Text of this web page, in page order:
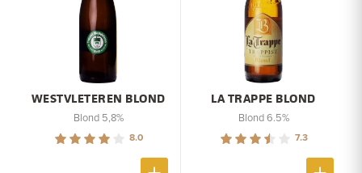
WESTVLETEREN BLOND
Blond 5,8%
8.0
LA TRAPPE BLOND
Blond 6.5%
7.3